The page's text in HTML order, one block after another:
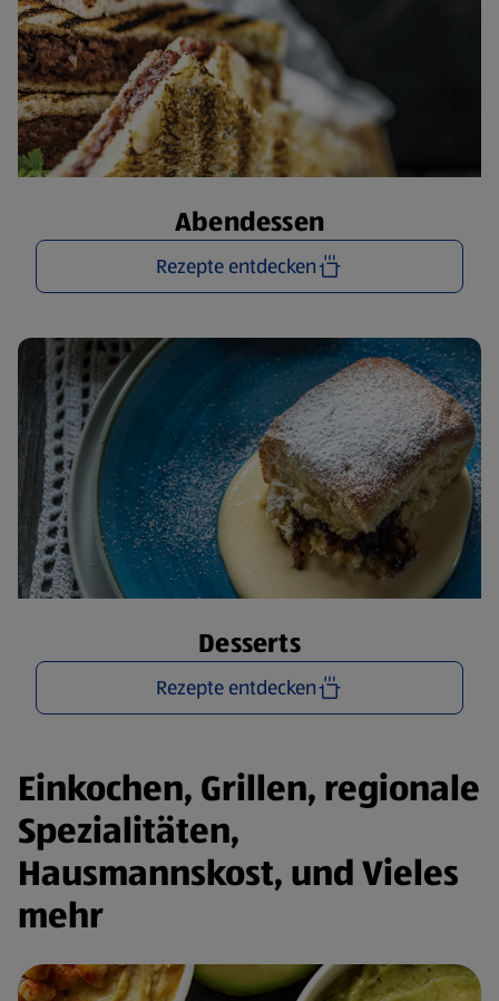
Abendessen
Rezepte entdecken
Desserts
Rezepte entdecken
Einkochen, Grillen, regionale
Spezialitäten,
Hausmannskost, und Vieles
mehr